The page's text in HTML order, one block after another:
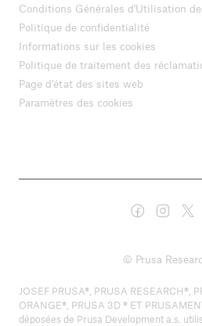
Conditions Générales d'Utilisation
Politique de confidentialité
Informations sur les cookies
Politique de traitement des
Page d'état des sites web
Paramètres des cookies
© Prusa
JOSEF PRUSA®, PRUSA RESEARCH®,
ORANGE®, PRUSA 3D ® ET
déposées de Prusa Development a.s.